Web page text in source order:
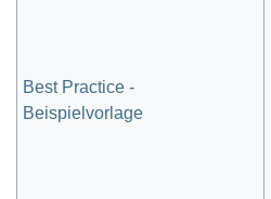
Best Practice -
Beispielvorlage